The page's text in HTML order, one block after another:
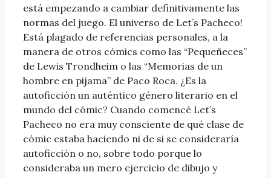
está empezando a cambiar definitivamente las
normas del juego. El universo de Let’s Pacheco!
Está plagado de referencias personales, a la
manera de otros cómics como las “Pequeñeces”
de Lewis Trondheim o las “Memorias de un
hombre en pijama” de Paco Roca. ¿Es la
autoficción un auténtico género literario en el
mundo del cómic? Cuando comencé Let’s
Pacheco no era muy consciente de qué clase de
cómic estaba haciendo ni de si se consideraría
autoficción o no, sobre todo porque lo
consideraba un mero ejercicio de dibujo y